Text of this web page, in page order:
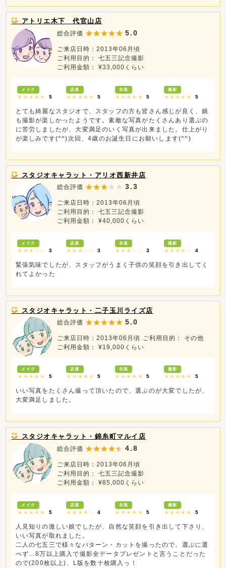
アトリエ木下 代官山店
総合評価 5.0
ご来店日時：2013年06月頃
ご利用目的： 七五三記念撮影
ご利用金額： ¥33,000くらい
メイク
★★★★★ 5
店員
★★★★★ 5
衣装
★★★★★ 5
撮影
★★★★★ 5
とても綺麗なスタジオで、スタッフの方も皆さん感じが良く、娘
も撮影が楽しかったようです。素敵な写真がたくさんあり選ぶの
に苦労しましたが、大変満足のいく写真が出来ました。仕上がり
が楽しみです(^^)次回、4歳のお誕生日にお願いします(^^)
スタジオキャラット・アリオ西新井店
総合評価 3.3
ご来店日時：2013年06月頃
ご利用目的： 七五三記念撮影
ご利用金額： ¥40,000くらい
メイク
★★★☆☆ 3
店員
★★★☆☆ 3
衣装
★★★☆☆ 3
撮影
★★★★☆ 4
緊張気味でしたが、スタッフがうまく子供の笑顔を引き出してく
れてよかった
スタジオキャラット・二子玉川ライズ店
総合評価 5.0
ご来店日時：2013年06月頃 ご利用目的： その他
ご利用金額： ¥19,000くらい
メイク
★★★★★ 5
店員
★★★★★ 5
衣装
★★★★★ 5
撮影
★★★★★ 5
いい写真をたくさん撮って頂いたので、選ぶのが大変でしたが、
大変満足しました。
スタジオキャラット・錦糸町マルイ店
総合評価 4.8
ご来店日時：2013年06月頃
ご利用目的： 七五三記念撮影
ご利用金額： ¥85,000くらい
メイク
★★★★★ 5
店員
★★★★☆ 4
衣装
★★★★★ 5
撮影
★★★★★ 5
人見知りの激しい娘でしたが、自然な笑顔を引き出して下さり、
いい写真が取れました。
二人の七五三で様々なパターン・カットを撮ったので、選ぶに選
べず…8万以上購入で撮影全データプレゼントと言うことだった
ので(200枚以上)、L版を数十枚購入っ！